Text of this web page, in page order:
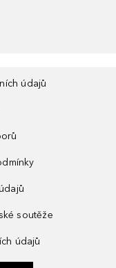
údajů
soutěže
údajů